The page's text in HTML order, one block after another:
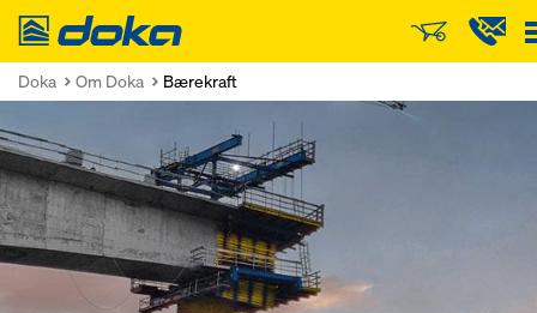
Doka
Doka Om Doka Bærekraft